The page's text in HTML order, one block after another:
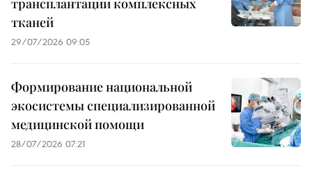
трансплантации комплексных
тканей
29/07/2026 09:05
Формирование национальной
экосистемы специализированной
медицинской помощи
28/07/2026 07:21